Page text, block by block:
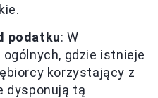
podatku: W
gdzie istnieje
korzystający z
dysponują tą